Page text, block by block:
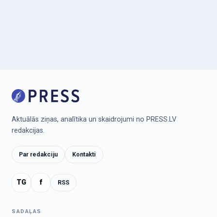
Aktuālās ziņas, analītika un skaidrojumi no PRESS.LV
redakcijas.
Par redakciju Kontakti
TG f RSS
SADAĻAS